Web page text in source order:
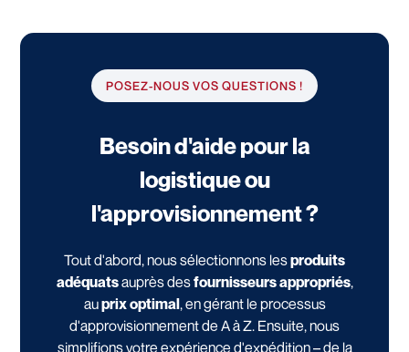
POSEZ-NOUS VOS QUESTIONS !
Besoin d'aide pour la
logistique ou
l'approvisionnement ?
Tout d'abord, nous sélectionnons lesproduits
adéquatsauprès desfournisseurs appropriés,
auprix optimal, en gérant le processus
d'approvisionnement de A à Z. Ensuite, nous
simplifions votre expérience d'expédition – de la